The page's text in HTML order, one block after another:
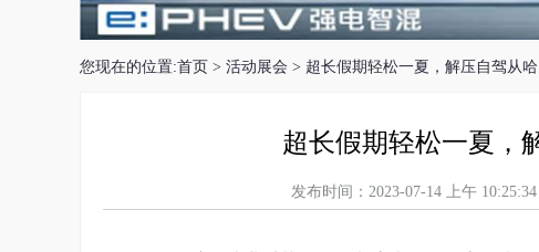
您现在的位置:首页 > 活动展会 > 超长假期轻松一夏，解压自驾从
超长假期轻松一夏，
发布时间：2023-07-14 上午